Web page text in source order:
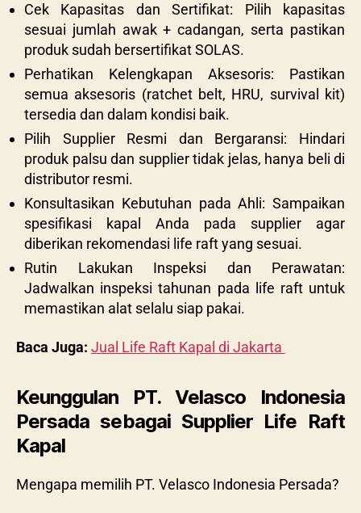
Cek Kapasitas dan Sertifikat: Pilih kapasitas
sesuai jumlah awak + cadangan, serta pastikan
produk sudah bersertifikat SOLAS.
Perhatikan Kelengkapan Aksesoris: Pastikan
semua aksesoris (ratchet belt, HRU, survival kit)
tersedia dan dalam kondisi baik.
Pilih Supplier Resmi dan Bergaransi: Hindari
produk palsu dan supplier tidak jelas, hanya beli di
distributor resmi.
Konsultasikan Kebutuhan pada Ahli: Sampaikan
spesifikasi kapal Anda pada supplier agar
diberikan rekomendasi life raft yang sesuai.
Rutin Lakukan Inspeksi dan Perawatan:
Jadwalkan inspeksi tahunan pada life raft untuk
memastikan alat selalu siap pakai.
Baca Juga: Jual Life Raft Kapal di Jakarta
Keunggulan PT. Velasco Indonesia
Persada sebagai Supplier Life Raft
Kapal
Mengapa memilih PT. Velasco Indonesia Persada?